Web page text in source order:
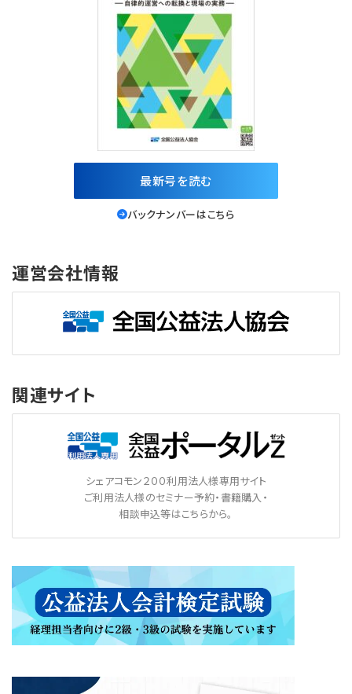
最新号を読む
バックナンバーはこちら
運営会社情報
関連サイト
シェアコモン２００利用法人様専用サイト
ご利用法人様のセミナー予約・書籍購入・
相談申込等はこちらから。